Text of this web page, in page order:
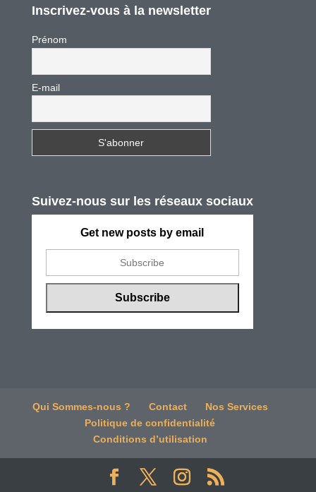
Inscrivez-vous à la newsletter
Prénom
E-mail
Suivez-nous sur les réseaux sociaux
Get new posts by email
Qui Sommes-nous ? Contact
Nos Services
Politique de confidentialité
Conditions d’utilisation